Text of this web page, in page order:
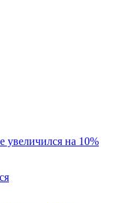
увеличился на 10%